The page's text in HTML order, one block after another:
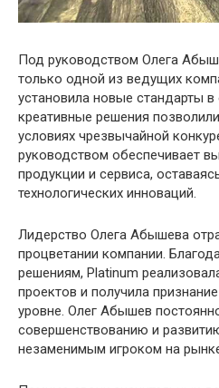
Под руководством Олега
только одной из ведущих
установила новые стандарты в
креативные решения
условиях чрезвычайной
руководством обеспечивает
продукции и сервиса,
технологических инноваций.
Лидерство Олега Абышева
процветании компании.
решениям, Platinum
проектов и получила
уровне. Олег Абышев
совершенствованию и
незаменимым игроком на